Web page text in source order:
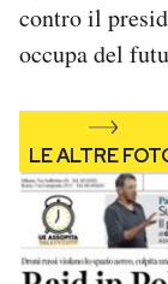
Newsletter
Notifiche
Hai bisogno
contro il
occupa del